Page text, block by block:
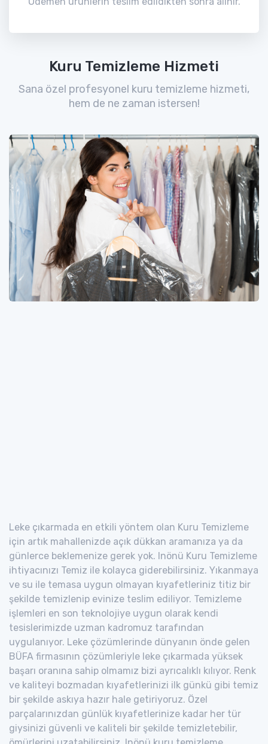
Kuru Temizleme Hizmeti
Sana özel profesyonel kuru temizleme hizmeti,
hem de ne zaman istersen!
Leke çıkarmada en etkili yöntem olan Kuru Temizleme
için artık mahallenizde açık dükkan aramanıza ya da
günlerce beklemenize gerek yok. Inönü Kuru Temizleme
ihtiyacınızı Temiz ile kolayca giderebilirsiniz. Yıkanmaya
ve su ile temasa uygun olmayan kıyafetleriniz titiz bir
şekilde temizlenip evinize teslim ediliyor. Temizleme
işlemleri en son teknolojiye uygun olarak kendi
tesislerimizde uzman kadromuz tarafından
uygulanıyor. Leke çözümlerinde dünyanın önde gelen
BÜFA firmasının çözümleriyle leke çıkarmada yüksek
başarı oranına sahip olmamız bizi ayrıcalıklı kılıyor. Renk
ve kaliteyi bozmadan kıyafetlerinizi ilk günkü gibi temiz
bir şekilde askıya hazır hale getiriyoruz. Özel
parçalarınızdan günlük kıyafetlerinize kadar her tür
giysinizi güvenli ve kaliteli bir şekilde temizletebilir,